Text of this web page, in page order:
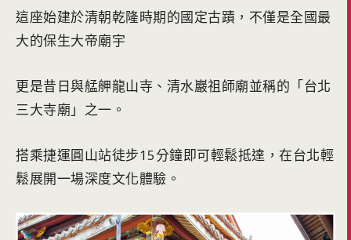
這座始建於清朝乾隆時期的國定古蹟，不僅是全國最
大的保生大帝廟宇
更是昔日與艋舺龍山寺、清水巖祖師廟並稱的「台北
三大寺廟」之一。
搭乘捷運圓山站徒步15分鐘即可輕鬆抵達，在台北輕
鬆展開一場深度文化體驗。